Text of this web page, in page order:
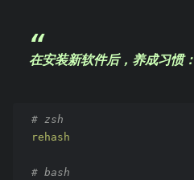
在安装新软件后，养成习惯：
# zsh
rehash
# bash